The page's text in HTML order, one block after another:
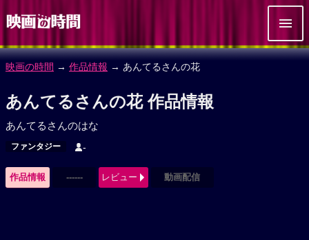
映画の時間 → 作品情報 → あんてるさんの花
あんてるさんの花 作品情報
あんてるさんのはな
ファンタジー -
作品情報 ------ レビュー 動画配信